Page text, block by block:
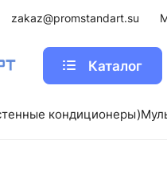
zakaz@promstandart.su
Каталог
кондиционеры)